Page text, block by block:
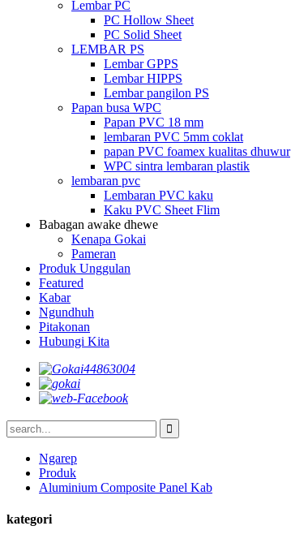
Lembar PC
PC Hollow Sheet
PC Solid Sheet
LEMBAR PS
Lembar GPPS
Lembar HIPPS
Lembar pangilon PS
Papan busa WPC
Papan PVC 18 mm
lembaran PVC 5mm coklat
papan PVC foamex kualitas dhuwur
WPC sintra lembaran plastik
lembaran pvc
Lembaran PVC kaku
Kaku PVC Sheet Flim
Babagan awake dhewe
Kenapa Gokai
Pameran
Produk Unggulan
Featured
Kabar
Ngundhuh
Pitakonan
Hubungi Kita
Ngarep
Produk
Aluminium Composite Panel Kab
kategori